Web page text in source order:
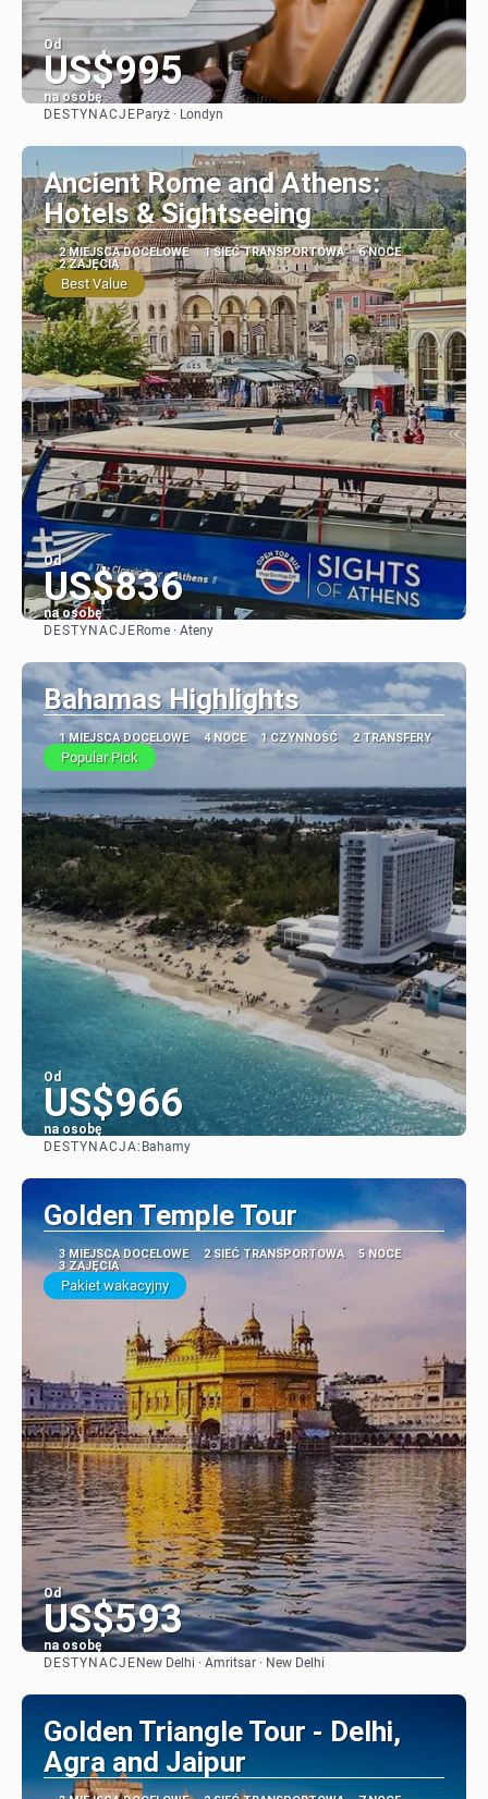
Od
US$995
na osobę
DESTYNACJE Paryż · Londyn
Ancient Rome and Athens:
Hotels & Sightseeing
2 MIEJSCA DOCELOWE 1 SIEĆ TRANSPORTOWA
6 NOCE
2 ZAJĘCIA
Best Value
Od
US$836
na osobę
DESTYNACJE Rome · Ateny
Bahamas Highlights
1 MIEJSCA DOCELOWE 4 NOCE 1 CZYNNOŚĆ 2 TRANSFERY
Popular Pick
Od
US$966
na osobę
DESTYNACJA: Bahamy
Golden Temple Tour
3 MIEJSCA DOCELOWE 2 SIEĆ TRANSPORTOWA
5 NOCE
3 ZAJĘCIA
Pakiet wakacyjny
Od
US$593
na osobę
DESTYNACJE New Delhi · Amritsar · New Delhi
Golden Triangle Tour - Delhi,
Agra and Jaipur